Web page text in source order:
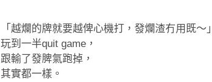
「越爛的牌就要越俾心機打，發爛渣冇用既〜」
玩到一半quit game，
跟輸了發脾氣跑掉，
其實都一樣。